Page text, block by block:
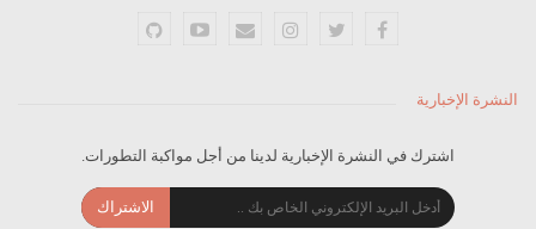
النشرة الإخبارية
اشترك في النشرة الإخبارية لدينا من أجل مواكبة التطورات.
الاشتراك